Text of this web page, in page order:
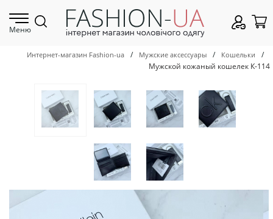
Меню
Интернет-магазин Fashion-ua / Мужские аксессуары / Кошельки
/
Мужской кожаный кошелек К-114